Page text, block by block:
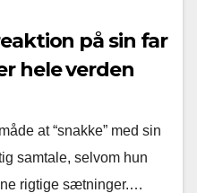
på sin far
hele verden
at “snakke” med sin
samtale, selvom hun
rigtige sætninger.…